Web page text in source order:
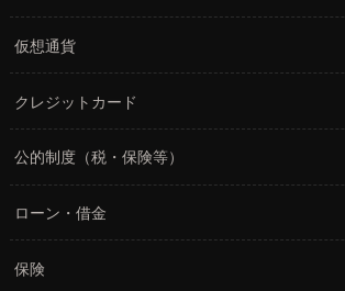
仮想通貨
クレジットカード
公的制度（税・保険等）
ローン・借金
保険